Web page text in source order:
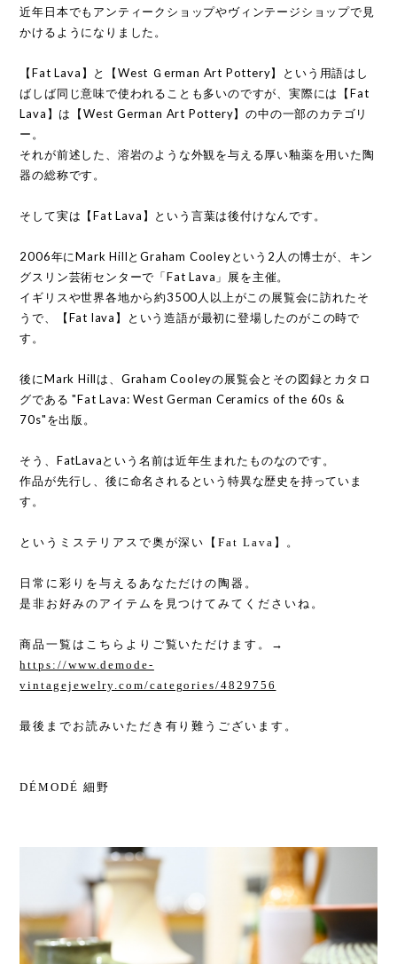
近年日本でもアンティークショップやヴィンテージショップで見
かけるようになりました。
【Fat Lava】と【West Ｇerman Art Pottery】という用語はし
ばしば同じ意味で使われることも多いのですが、実際には
【Fat
Lava】は【West German Art Pottery】の中の一部のカテゴリ
ー。
それが前述した、溶岩のような外観を与える厚い釉薬を用いた陶
器の総称です。
そして実は【Fat Lava】という言葉は後付けなんです。
2006年にMark HillとGraham Cooleyという2人の博士が、キン
グスリン芸術センターで「Fat Lava」展を主催。
イギリスや世界各地から約3500人以上がこの展覧会に訪れたそ
うで、【Fat lava】という造語が最初に登場したのがこの時で
す。
後にMark Hillは、Graham Cooleyの展覧会とその図録とカタロ
グである "Fat Lava: West German Ceramics of the 60s &
70s"を出版。
そう、FatLavaという名前は近年生まれたものなのです。
作品が先行し、後に命名されるという特異な歴史を持っていま
す。
というミステリアスで奥が深い【Fat Lava】。
日常に彩りを与えるあなただけの陶器。
是非お好みのアイテムを見つけてみてくださいね。
商品一覧はこちらよりご覧いただけます。→
https://www.demode-
vintagejewelry.com/categories/4829756
最後までお読みいただき有り難うございます。
DÉMODÉ 細野